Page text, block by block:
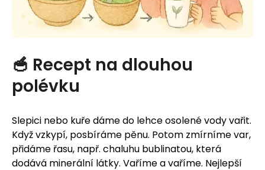
🥣 Recept na dlouhou
polévku
Slepici nebo kuře dáme do lehce osolené vody vařit.
Když vzkypí, posbíráme pěnu. Potom zmírníme var,
přidáme řasu, např. chaluhu bublinatou, která
dodává minerální látky. Vaříme a vaříme. Nejlepší
o
r
u
č
u
j
e
m